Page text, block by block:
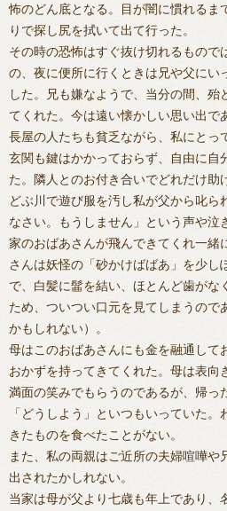
怖のどん底となる。目が闇に慣れるま
りで探し尻を拭いて出て行った。
その時の恐怖はすぐ抜け切れるもので
の、夜に便所に行くときは兄や父にい
した。兄も嫌なようで、当分の間、殆
てくれた。今は遠い懐かしい思い出で
長屋の人たちも貧乏ながら、私にとっ
玄関も鍵はかかっておらず、自由に自
た。隣人とのお付き合いでどれだけ助
どぶ川で遊び服を汚し私が父から叱ら
なさい。もうしません」という声や泣
家のおばあさんが飛んできてくれ一緒
さんは妖怪の「砂かけばばあ」を少し
で、白髪に髷を結い、ほとんど歯がな
ため、ついつい口元を見てしまうので
かもしれない）。
母はこのおばあさんにも金を融通して
おかずを持ってきてくれた。母は表向
満面の笑みでもらうのであるが、帰っ
「どうしよう」といつもいっていた
きたものを食べたことがない。
また、私の両親はご近所の夫婦喧嘩や
出されたかしれない。
当家は母が父より七歳も年上であり、